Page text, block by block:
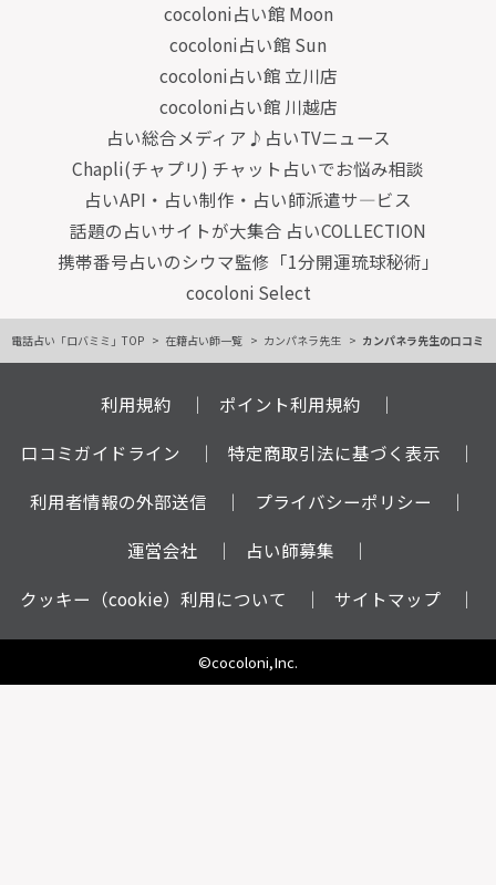
cocoloni占い館 Moon
cocoloni占い館 Sun
cocoloni占い館 立川店
cocoloni占い館 川越店
占い総合メディア♪占いTVニュース
Chapli(チャプリ) チャット占いでお悩み相談
占いAPI・占い制作・占い師派遣サ―ビス
話題の占いサイトが大集合 占いCOLLECTION
携帯番号占いのシウマ監修「1分開運琉球秘術」
cocoloni Select
電話占い「ロバミミ」TOP 在籍占い師一覧 カンパネラ先生 カンパネラ先生の口コミ
利用規約
ポイント利用規約
口コミガイドライン
特定商取引法に基づく表示
利用者情報の外部送信
プライバシーポリシー
運営会社
占い師募集
クッキー（cookie）利用について
サイトマップ
©cocoloni,Inc.